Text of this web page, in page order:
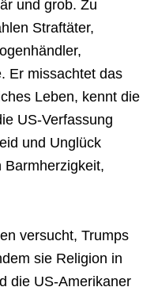
und grob. Zu
Straftäter,
Er missachtet das
Leben, kennt die
US-Verfassung
und Unglück
Barmherzigkeit,
versucht, Trumps
sie Religion in
die US-Amerikaner